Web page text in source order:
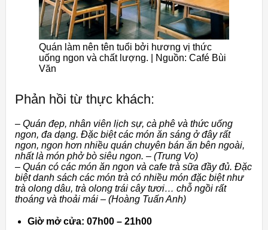
Quán làm nên tên tuổi bởi hương vị thức
uống ngon và chất lượng. | Nguồn: Café Bùi
Văn
Phản hồi từ thực khách:
– Quán đẹp, nhân viên lịch sự, cà phê và thức uống
ngon, đa dạng. Đặc biệt các món ăn sáng ở đây rất
ngon, ngon hơn nhiều quán chuyên bán ăn bên ngoài,
nhất là món phở bò siêu ngon. – (Trung Vo)
– Quán có các món ăn ngon và cafe trà sữa đầy đủ. Đặc
biệt danh sách các món trà có nhiều món đặc biệt như
trà olong dâu, trà olong trái cây tươi… chỗ ngồi rất
thoáng và thoải mái – (Hoàng Tuấn Anh)
Giờ mở cửa: 07h00 – 21h00